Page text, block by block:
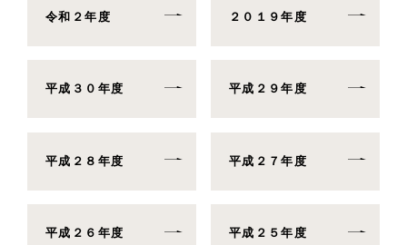
令和２年度 ２０１９年度
平成３０年度 平成２９年度
平成２８年度 平成２７年度
平成２６年度 平成２５年度